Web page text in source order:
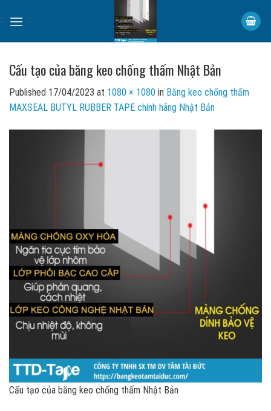
Cấu tạo của băng keo chống thấm Nhật Bản
Published 17/04/2023 at 1080 × 1080 in Băng keo chống thấm
MAXSEAL BUTYL RUBBER TAPE chính hãng Nhật Bản
Cấu tạo của băng keo chống thấm Nhật Bản